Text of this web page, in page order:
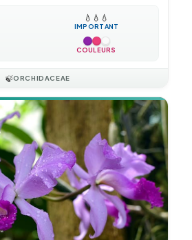
💧 💧 💧
IMPORTANT
COULEURS
🍃ORCHIDACEAE